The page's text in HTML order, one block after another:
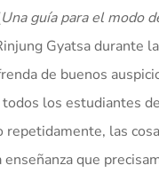
Una guía para el modo
Gyatsa durante
de buenos
los estudiantes
las
que